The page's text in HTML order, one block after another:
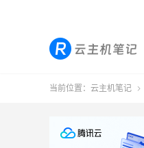
当前位置： 云主机笔记 